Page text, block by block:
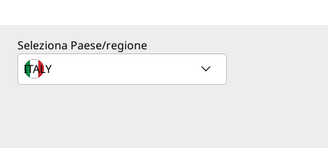
Seleziona Paese/regione